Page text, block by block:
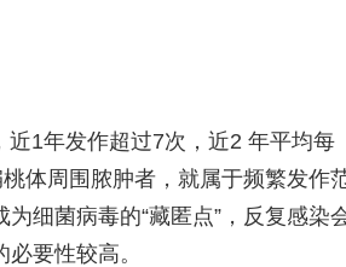
1年发作超过7次，近2 年平均每
体周围脓肿者，就属于频繁发作
细菌病毒的“藏匿点”，反复感染
要性较高。